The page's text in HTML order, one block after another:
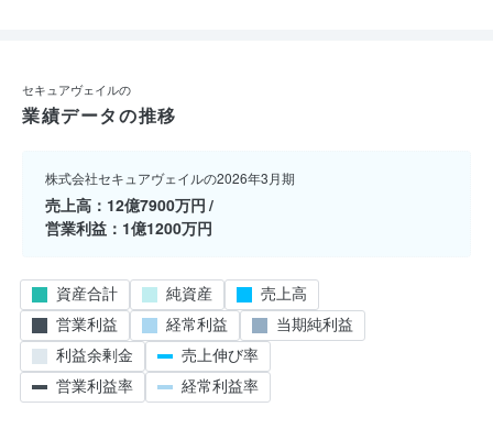
セキュアヴェイルの
業績データの推移
株式会社セキュアヴェイルの2026年3月期
売上高
12億7900万円
営業利益
1億1200万円
資産合計 純資産
売上高
営業利益
経常利益
当期純利益
利益余剰金
売上伸び率
営業利益率
経常利益率